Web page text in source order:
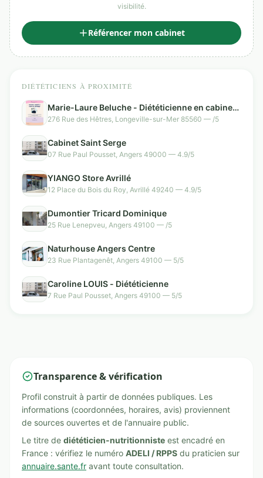
visibilité.
Référencer mon cabinet
DIÉTÉTICIENS À PROXIMITÉ
Marie-Laure Beluche - Diététicienne en cabinet
et à domicile
276 Rue des Hêtres, Longeville-sur-Mer 85560 — /5
Cabinet Saint Serge
07 Rue Paul Pousset, Angers 49000 — 4.9/5
YIANGO Store Avrillé
12 Place du Bois du Roy, Avrillé 49240 — 4.9/5
Dumontier Tricard Dominique
25 Rue Lenepveu, Angers 49100 — /5
Naturhouse Angers Centre
23 Rue Plantagenêt, Angers 49100 — 5/5
Caroline LOUIS - Diététicienne
7 Rue Paul Pousset, Angers 49100 — 5/5
Transparence & vérification
Profil construit à partir de données publiques. Les
informations (coordonnées, horaires, avis) proviennent
de sources ouvertes et de l'annuaire public.
Le titre de diététicien-nutritionniste est encadré en
France : vérifiez le numéro ADELI / RPPS du praticien sur
annuaire.sante.fr avant toute consultation.